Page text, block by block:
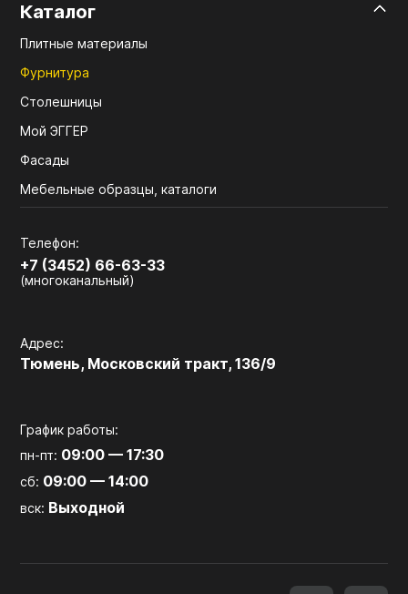
Каталог
Плитные материалы
Фурнитура
Столешницы
Мой ЭГГЕР
Фасады
Мебельные образцы, каталоги
Телефон:
+7 (3452) 66-63-33
(многоканальный)
Адрес:
Тюмень, Московский тракт, 136/9
График работы:
пн-пт: 09:00 — 17:30
сб: 09:00 — 14:00
вск: Выходной